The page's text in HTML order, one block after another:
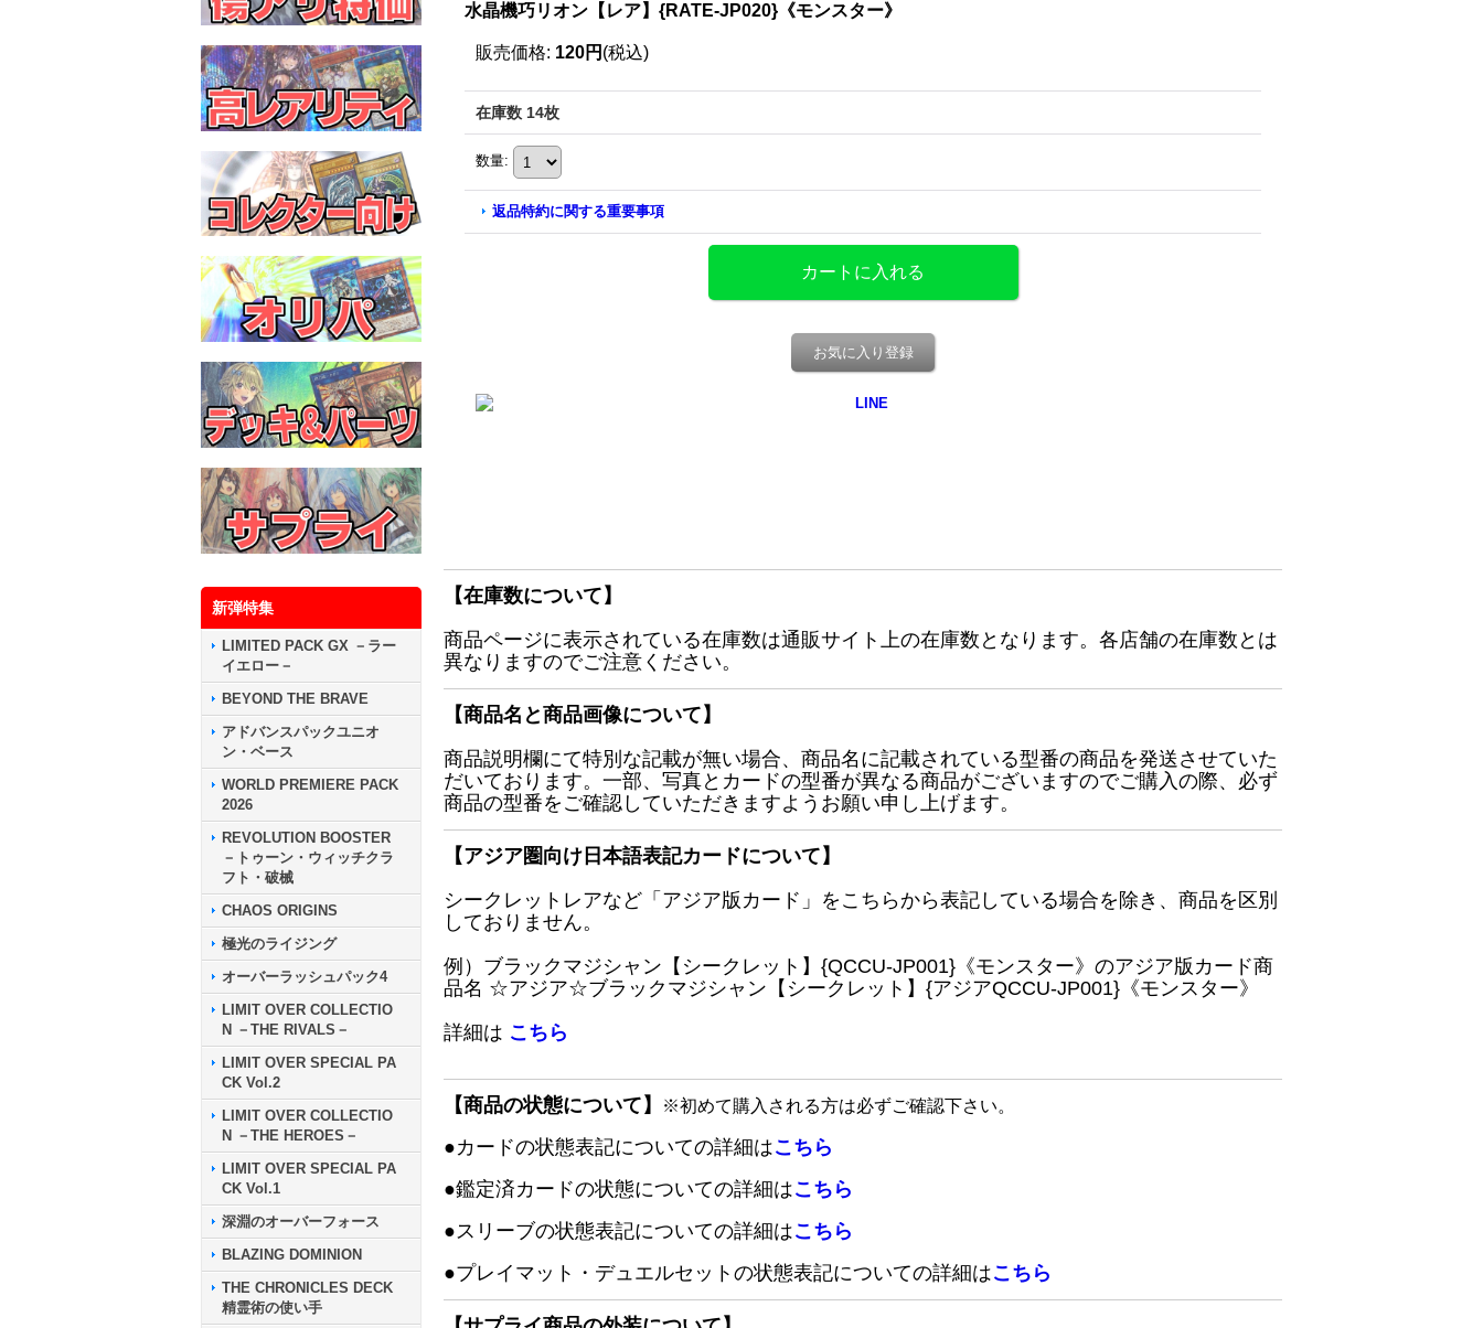
新弾特集
LIMITED PACK GX －ラー
イエロー－
BEYOND THE BRAVE
アドバンスパックユニオ
ン・ベース
WORLD PREMIERE PACK
2026
REVOLUTION BOOSTER
－トゥーン・ウィッチクラ
フト・破械
CHAOS ORIGINS
極光のライジング
オーバーラッシュパック4
LIMIT OVER COLLECTIO
N －THE RIVALS－
LIMIT OVER SPECIAL PA
CK Vol.2
LIMIT OVER COLLECTIO
N －THE HEROES－
LIMIT OVER SPECIAL PA
CK Vol.1
深淵のオーバーフォース
BLAZING DOMINION
THE CHRONICLES DECK
精霊術の使い手
水晶機巧リオン【レア】{RATE-JP020}《モンスター》
販売価格: 120円 (税込)
在庫数 14枚
数量:
返品特約に関する重要事項
お気に入り登録
【在庫数について】
商品ページに表示されている在庫数は通販サイト上の在庫数となります。各店舗の在庫数とは
異なりますのでご注意ください。
【商品名と商品画像について】
商品説明欄にて特別な記載が無い場合、商品名に記載されている型番の商品を発送させていた
だいております。一部、写真とカードの型番が異なる商品がございますのでご購入の際、必ず
商品の型番をご確認していただきますようお願い申し上げます。
【アジア圏向け日本語表記カードについて】
シークレットレアなど「アジア版カード」をこちらから表記している場合を除き、商品を区別
しておりません。
例）ブラックマジシャン【シークレット】{QCCU-JP001}《モンスター》のアジア版カード商
品名 ☆アジア☆ブラックマジシャン【シークレット】{アジアQCCU-JP001}《モンスター》
詳細は こちら
【商品の状態について】 ※初めて購入される方は必ずご確認下さい。
●カードの状態表記についての詳細はこちら
●鑑定済カードの状態についての詳細はこちら
●スリーブの状態表記についての詳細はこちら
●プレイマット・デュエルセットの状態表記についての詳細はこちら